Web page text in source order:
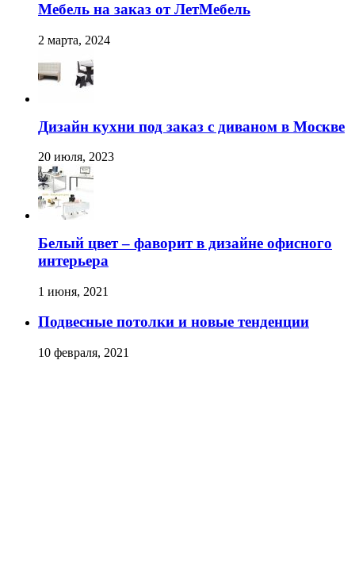
Мебель на заказ от ЛетМебель
2 марта, 2024
Дизайн кухни под заказ с диваном в Москве
20 июля, 2023
Белый цвет – фаворит в дизайне офисного
интерьера
1 июня, 2021
Подвесные потолки и новые тенденции
10 февраля, 2021